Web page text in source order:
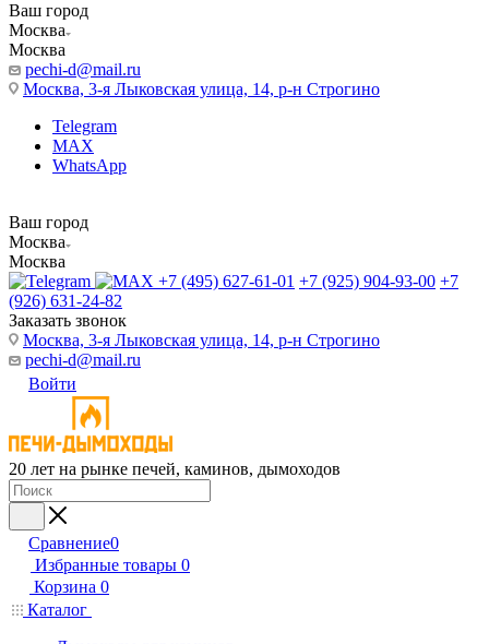
Ваш город
Москва
Москва
pechi-d@mail.ru
Москва, 3-я Лыковская улица, 14, р-н Строгино
Telegram
MAX
WhatsApp
Ваш город
Москва
Москва
+7 (495) 627-61-01 +7 (925) 904-93-00 +7
(926) 631-24-82
Заказать звонок
Москва, 3-я Лыковская улица, 14, р-н Строгино
pechi-d@mail.ru
Войти
20 лет на рынке печей, каминов, дымоходов
Сравнение0
Избранные товары 0
Корзина 0
Каталог